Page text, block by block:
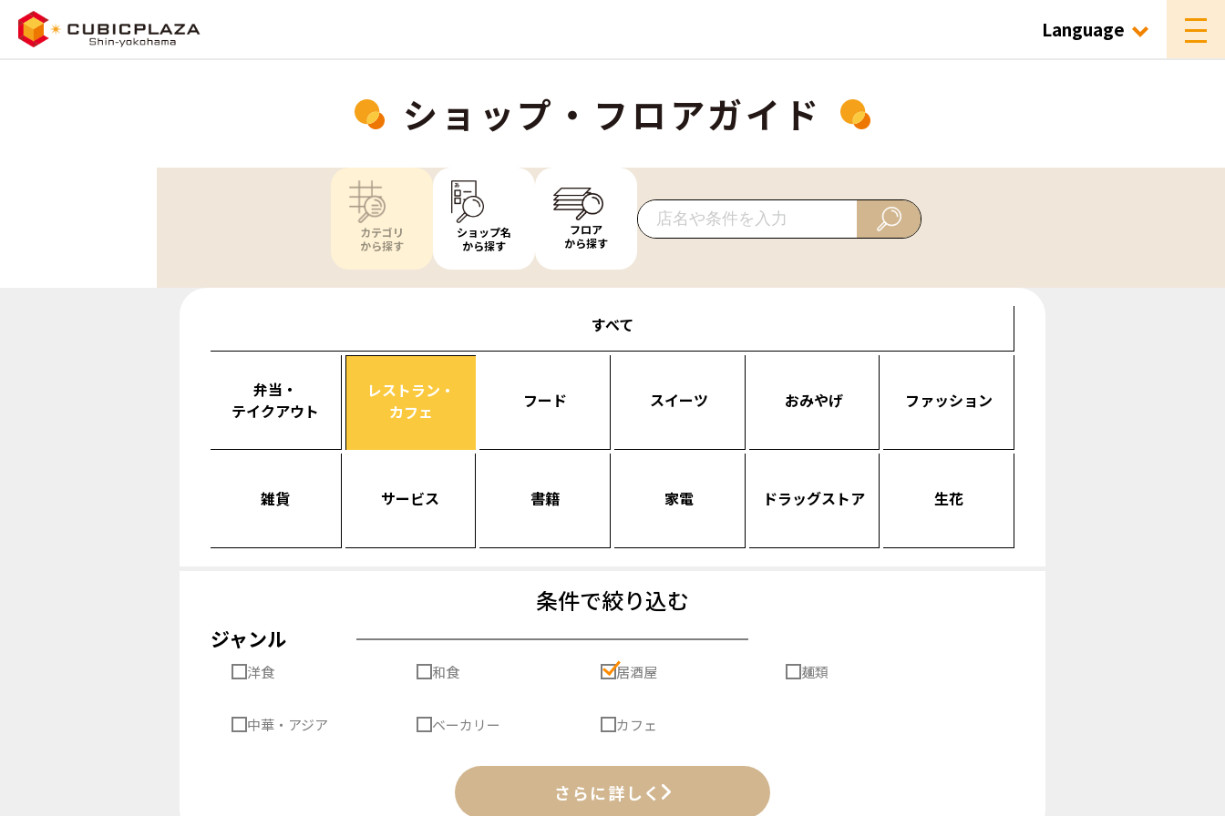
Language
ショップ・フロアガイド
カテゴリ
から探す
ショップ名
から探す
フロア
から探す
すべて
弁当・
テイクアウト
レストラン・
カフェ
フード スイーツ おみやげ ファッション
雑貨 サービス 書籍 家電 ドラッグストア 生花
条件で絞り込む
ジャンル
洋食 和食 居酒屋 麺類
中華・アジア ベーカリー カフェ
さらに詳しく